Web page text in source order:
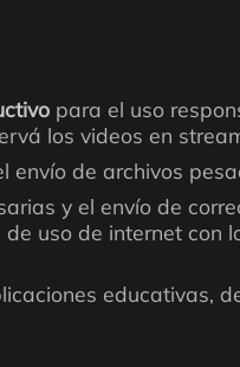
para el uso
los videos en
envío de archivos
y el envío de
uso de internet
educativas,